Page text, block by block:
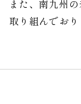
また、南九州
取り組んでおり